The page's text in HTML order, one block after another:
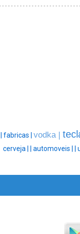
fabricas | vodka |
cerveja | automoveis |